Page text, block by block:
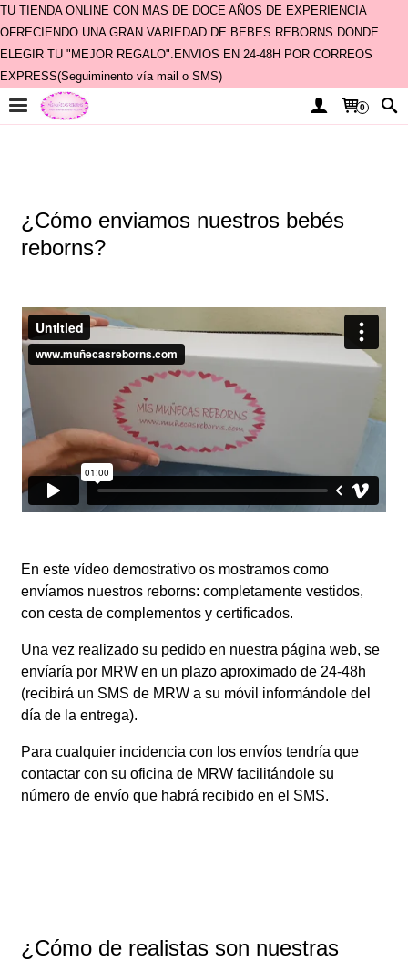
TU TIENDA ONLINE CON MAS DE DOCE AÑOS DE EXPERIENCIA
OFRECIENDO UNA GRAN VARIEDAD DE BEBES REBORNS DONDE
ELEGIR TU "MEJOR REGALO".ENVIOS EN 24-48H POR CORREOS
EXPRESS(Seguiminento vía mail o SMS)
0
¿Cómo enviamos nuestros bebés
reborns?
En este vídeo demostrativo os mostramos como
envíamos nuestros reborns: completamente vestidos,
con cesta de complementos y certificados.
Una vez realizado su pedido en nuestra página web, se
envíaría por MRW en un plazo aproximado de 24-48h
(recibirá un SMS de MRW a su móvil informándole del
día de la entrega).
Para cualquier incidencia con los envíos tendría que
contactar con su oficina de MRW facilitándole su
número de envío que habrá recibido en el SMS.
¿Cómo de realistas son nuestras